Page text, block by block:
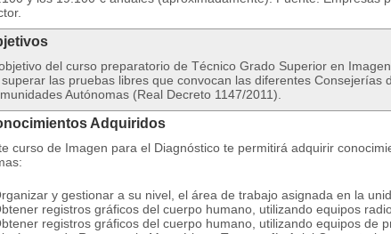
del curso preparatorio de Técnico Grado Superior en
las pruebas libres que convocan las diferentes Consejerías
Autónomas (Real Decreto 1147/2011).
Adquiridos
curso de Imagen para el Diagnóstico te permitirá adquirir
y gestionar a su nivel, el área de trabajo asignada en la
registros gráficos del cuerpo humano, utilizando equipos
registros gráficos del cuerpo humano, utilizando equipos de